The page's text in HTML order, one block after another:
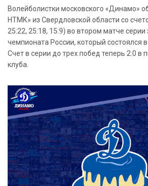
Волейболистки московского «Динамо»
НТМК» из Свердловской области со
25:22, 25:18, 15:9) во втором матче серии
чемпионата России, который состоялся
Счет в серии до трех побед теперь 2:0 в
клуба.